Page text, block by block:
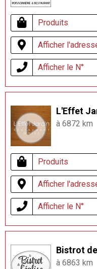
Produits
Afficher
Afficher le N°
L'Effet
à 6872 km
Produits
Afficher
Afficher le N°
Bistrot
à 6863 km